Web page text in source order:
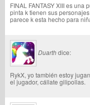
FINAL FANTASY XIII es una
pinta k tienen sus
parece k esta hecho para
Duarthdice:
RykX, yo también estoy
el jugador, cállate gilipollas.